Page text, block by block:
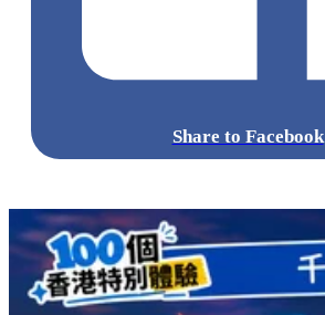
Share to Facebook